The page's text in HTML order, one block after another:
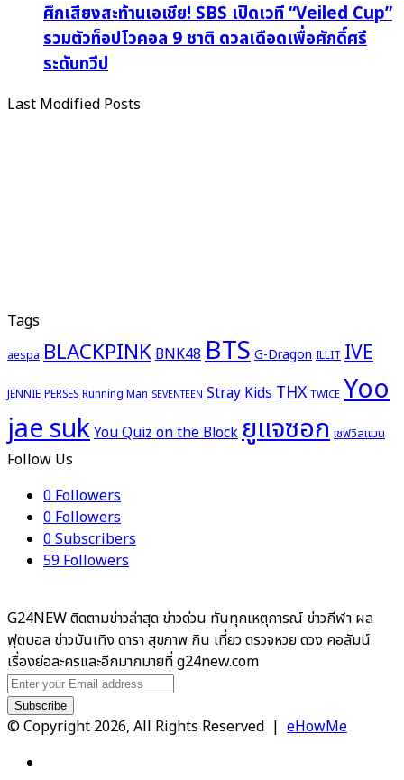
ศึกเสียงสะท้านเอเชีย! SBS เปิดเวที “Veiled Cup”
รวมตัวท็อปโวคอล 9 ชาติ ดวลเดือดเพื่อศักดิ์ศรี
ระดับทวีป
Last Modified Posts
Tags
aespa BLACKPINK BNK48 BTSG-Dragon ILLIT IVE
JENNIE PERSES Running Man SEVENTEEN Stray Kids THX TWICE Yoo
jae sukYou Quiz on the Blockยูแจซอก เชฟวิลแมน
Follow Us
0 Followers
0 Followers
0Subscribers
59 Followers
G24NEW ติดตามข่าวล่าสุด ข่าวด่วน ทันทุกเหตุการณ์ ข่าวกีฬา ผล
ฟุตบอล ข่าวบันเทิง ดารา สุขภาพ กิน เที่ยว ตรวจหวย ดวง คอลัมน์
เรื่องย่อละครและอีกมากมายที่ g24new.com
Enter
your
Email
© Copyright 2026, All Rights Reserved | eHowMe